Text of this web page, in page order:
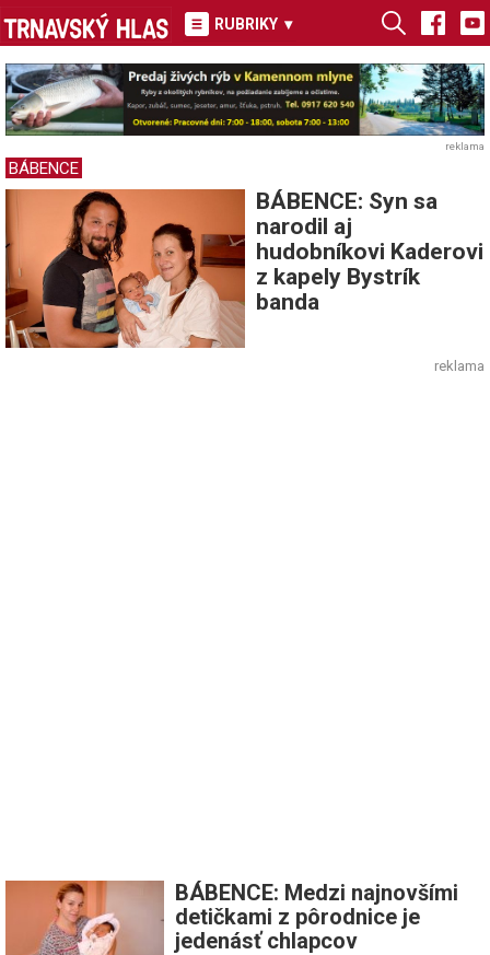
RUBRIKY ▾
reklama
BÁBENCE
BÁBENCE: Syn sa
narodil aj
hudobníkovi Kaderovi
z kapely Bystrík
banda
reklama
BÁBENCE: Medzi najnovšími
detičkami z pôrodnice je
jedenásť chlapcov